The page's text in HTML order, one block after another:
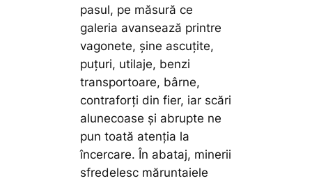
pasul, pe măsură ce
galeria avansează printre
vagonete, șine ascuțite,
puțuri, utilaje, benzi
transportoare, bârne,
contraforți din fier, iar scări
alunecoase și abrupte ne
pun toată atenția la
încercare. În abataj, minerii
sfredelesc măruntaiele